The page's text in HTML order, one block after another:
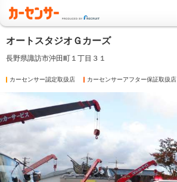
オートスタジオＧカーズ
長野県諏訪市沖田町１丁目３１
カーセンサー認定取扱店 カーセンサーアフター保証取扱店